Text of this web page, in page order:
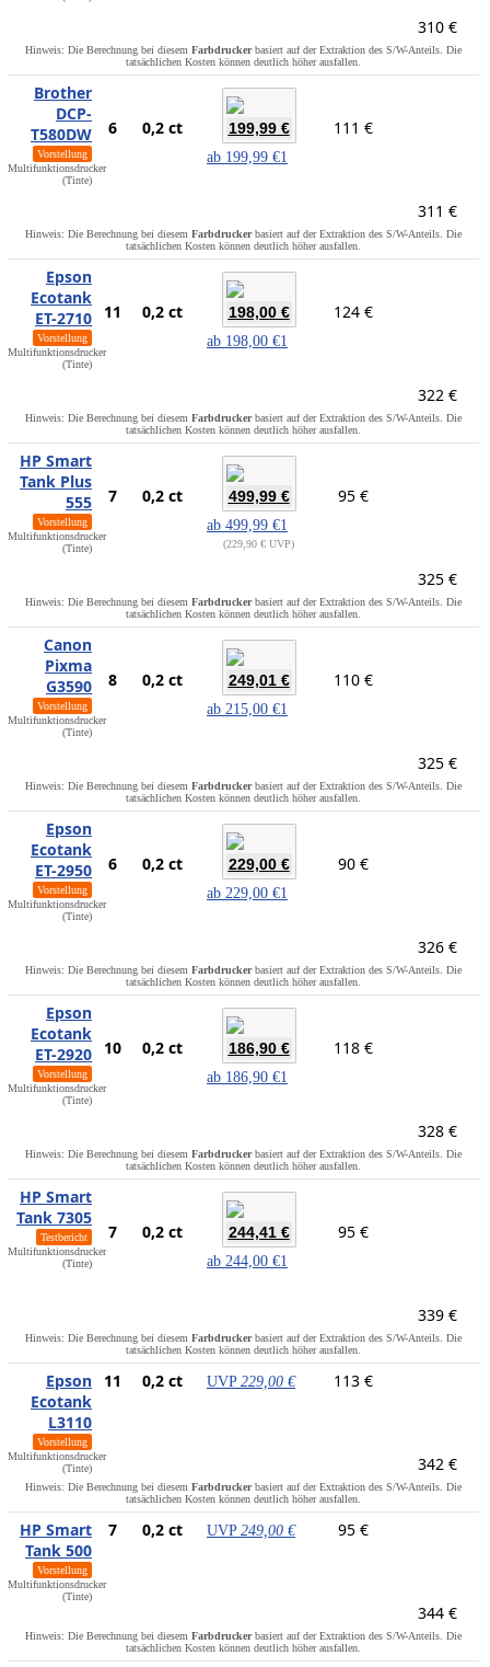
310 €
Hinweis: Die Berechnung bei diesem Farbdruckerbasiert auf der Extraktion des S/W-Anteils. Die
tatsächlichen Kosten können deutlich höher ausfallen.
Brother
DCP-
T580DW
Vorstellung
Multifunktionsdrucker
(Tinte)
6 0,2 ct 199,99 €
ab 199,99 €1
111 €
311 €
Hinweis: Die Berechnung bei diesem Farbdruckerbasiert auf der Extraktion des S/W-Anteils. Die
tatsächlichen Kosten können deutlich höher ausfallen.
Epson
Ecotank
ET-2710
Vorstellung
Multifunktionsdrucker
(Tinte)
11 0,2 ct 198,00 €
ab 198,00 €1
124 €
322 €
Hinweis: Die Berechnung bei diesem Farbdruckerbasiert auf der Extraktion des S/W-Anteils. Die
tatsächlichen Kosten können deutlich höher ausfallen.
HP Smart
Tank Plus
555
Vorstellung
Multifunktionsdrucker
(Tinte)
7 0,2 ct 499,99 €
ab 499,99 €1
229,90 € UVP
95 €
325 €
Hinweis: Die Berechnung bei diesem Farbdruckerbasiert auf der Extraktion des S/W-Anteils. Die
tatsächlichen Kosten können deutlich höher ausfallen.
Canon
Pixma
G3590
Vorstellung
Multifunktionsdrucker
(Tinte)
8 0,2 ct 249,01 €
ab 215,00 €1
110 €
325 €
Hinweis: Die Berechnung bei diesem Farbdruckerbasiert auf der Extraktion des S/W-Anteils. Die
tatsächlichen Kosten können deutlich höher ausfallen.
Epson
Ecotank
ET-2950
Vorstellung
Multifunktionsdrucker
(Tinte)
6 0,2 ct 229,00 €
ab 229,00 €1
90 €
326 €
Hinweis: Die Berechnung bei diesem Farbdruckerbasiert auf der Extraktion des S/W-Anteils. Die
tatsächlichen Kosten können deutlich höher ausfallen.
Epson
Ecotank
ET-2920
Vorstellung
Multifunktionsdrucker
(Tinte)
10 0,2 ct 186,90 €
ab 186,90 €1
118 €
328 €
Hinweis: Die Berechnung bei diesem Farbdruckerbasiert auf der Extraktion des S/W-Anteils. Die
tatsächlichen Kosten können deutlich höher ausfallen.
HP Smart
Tank 7305
Testbericht
Multifunktionsdrucker
(Tinte)
7 0,2 ct 244,41 €
ab 244,00 €1
95 €
339 €
Hinweis: Die Berechnung bei diesem Farbdruckerbasiert auf der Extraktion des S/W-Anteils. Die
tatsächlichen Kosten können deutlich höher ausfallen.
Epson
Ecotank
L3110
Vorstellung
Multifunktionsdrucker
(Tinte)
11 0,2 ct UVP 229,00 € 113 €
342 €
Hinweis: Die Berechnung bei diesem Farbdruckerbasiert auf der Extraktion des S/W-Anteils. Die
tatsächlichen Kosten können deutlich höher ausfallen.
HP Smart
Tank 500
Vorstellung
Multifunktionsdrucker
(Tinte)
7 0,2 ct UVP 249,00 € 95 €
344 €
Hinweis: Die Berechnung bei diesem Farbdruckerbasiert auf der Extraktion des S/W-Anteils. Die
tatsächlichen Kosten können deutlich höher ausfallen.